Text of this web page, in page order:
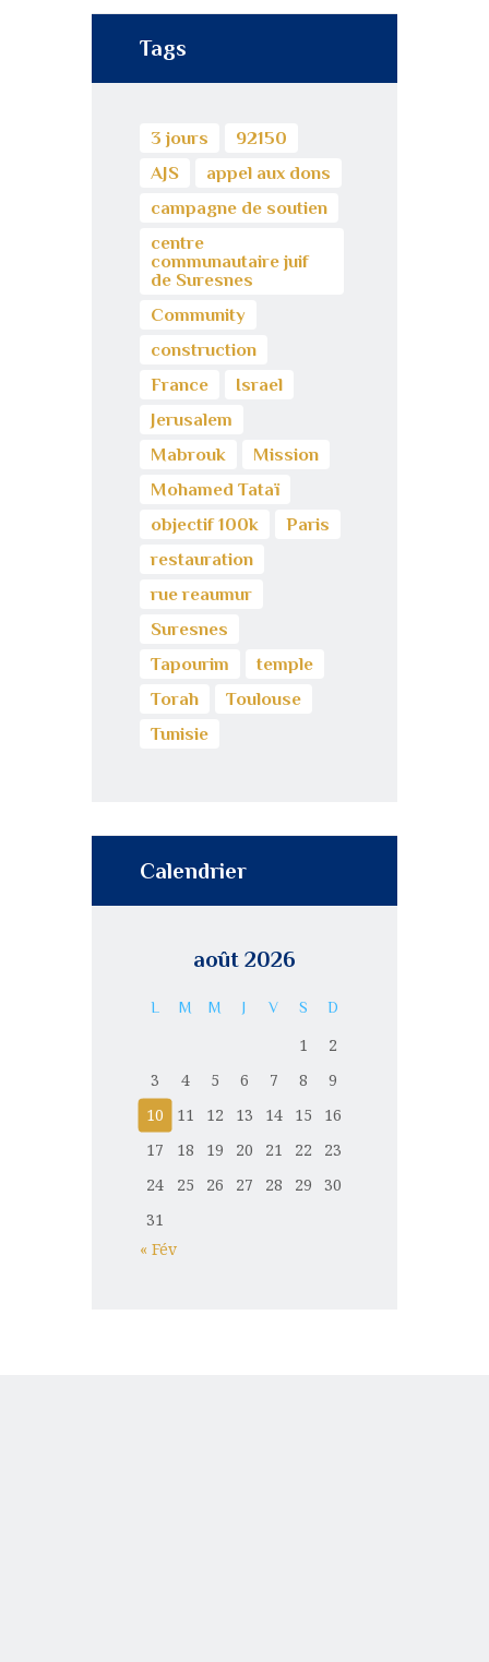
Tags
3 jours
92150
AJS
appel aux dons
campagne de soutien
centre
communautaire juif
de Suresnes
Community
construction
France
Israel
Jerusalem
Mabrouk
Mission
Mohamed Tataï
objectif 100k
Paris
restauration
rue reaumur
Suresnes
Tapourim
temple
Torah
Toulouse
Tunisie
Calendrier
août 2026
L M M J V S D
1
2
3
4 5 6 7 8
9
10
11 12 13 14 15
16
17
18 19 20 21 22
23
24
25 26 27 28 29
30
31
« Fév